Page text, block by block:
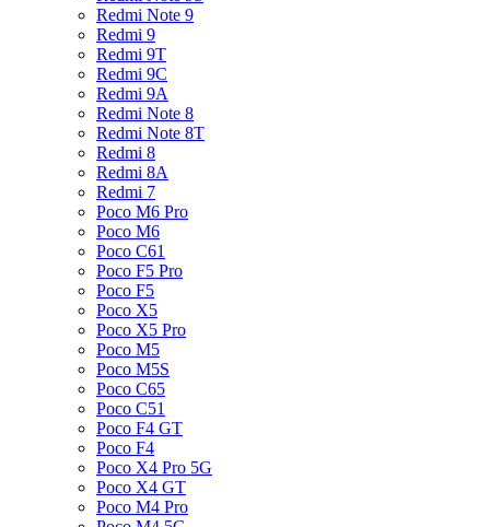
Redmi Note 9
Redmi 9
Redmi 9T
Redmi 9C
Redmi 9A
Redmi Note 8
Redmi Note 8T
Redmi 8
Redmi 8A
Redmi 7
Poco M6 Pro
Poco M6
Poco C61
Poco F5 Pro
Poco F5
Poco X5
Poco X5 Pro
Poco M5
Poco M5S
Poco C65
Poco C51
Poco F4 GT
Poco F4
Poco X4 Pro 5G
Poco X4 GT
Poco M4 Pro